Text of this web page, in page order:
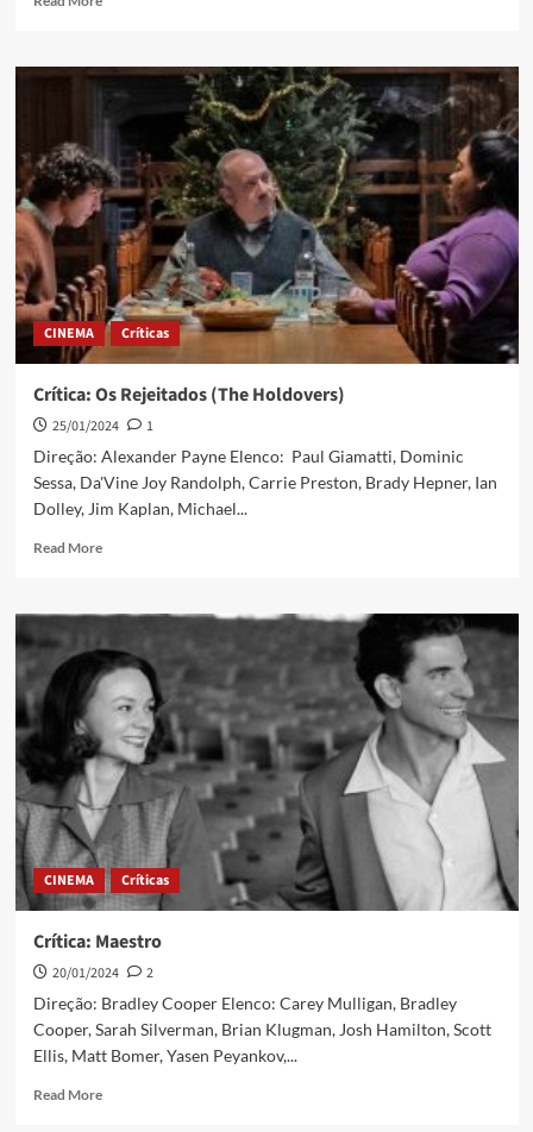
CINEMA Críticas
Crítica: Os Rejeitados (The Holdovers)
25/01/2024
1
Direção: Alexander Payne Elenco: Paul Giamatti, Dominic
Sessa, Da'Vine Joy Randolph, Carrie Preston, Brady Hepner, Ian
Dolley, Jim Kaplan, Michael...
Read More
CINEMA Críticas
Crítica: Maestro
20/01/2024
2
Direção: Bradley Cooper Elenco: Carey Mulligan, Bradley
Cooper, Sarah Silverman, Brian Klugman, Josh Hamilton, Scott
Ellis, Matt Bomer, Yasen Peyankov,...
Read More